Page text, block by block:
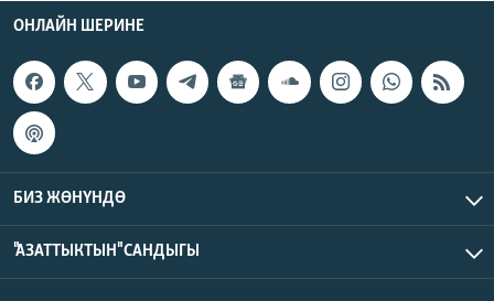
ОНЛАЙН ШЕРИНЕ
БИЗ ЖӨНҮНДӨ
"АЗАТТЫКТЫН" САНДЫГЫ